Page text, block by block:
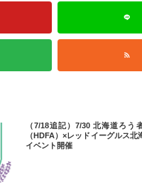
（7/18追記）7/30 北海道ろう
（HDFA）×レッドイーグルス北
イベント開催